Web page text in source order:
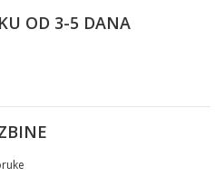
OD 3-5 DANA